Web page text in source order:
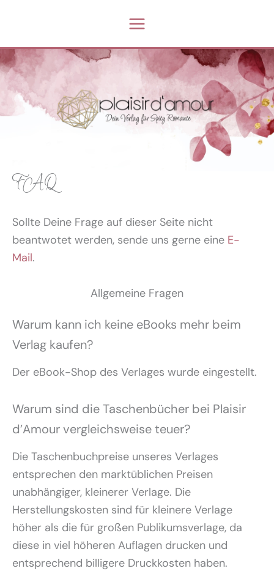
springen
FAQ
Sollte Deine Frage auf dieser Seite nicht
beantwotet werden, sende uns gerne eine E-
Mail.
Allgemeine Fragen
Warum kann ich keine eBooks mehr beim
Verlag kaufen?
Der eBook-Shop des Verlages wurde eingestellt.
Warum sind die Taschenbücher bei Plaisir
d’Amour vergleichsweise teuer?
Die Taschenbuchpreise unseres Verlages
entsprechen den marktüblichen Preisen
unabhängiger, kleinerer Verlage. Die
Herstellungskosten sind für kleinere Verlage
höher als die für großen Publikumsverlage, da
diese in viel höheren Auflagen drucken und
entsprechend billigere Druckkosten haben.